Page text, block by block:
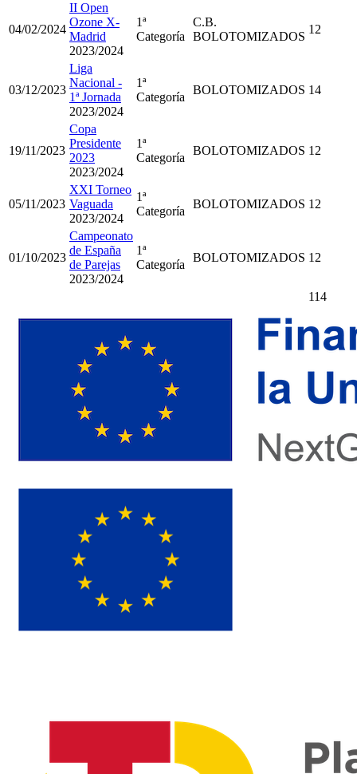
04/02/2024
II Open
Ozone X-
Madrid
2023/2024
1ª
Categoría
C.B.
BOLOTOMIZADOS
12
03/12/2023
Liga
Nacional -
1ª Jornada
2023/2024
1ª
Categoría
BOLOTOMIZADOS 14
19/11/2023
Copa
Presidente
2023
2023/2024
1ª
Categoría
BOLOTOMIZADOS 12
05/11/2023
XXI Torneo
Vaguada
2023/2024
1ª
Categoría
BOLOTOMIZADOS 12
01/10/2023
Campeonato
de España
de Parejas
2023/2024
1ª
Categoría
BOLOTOMIZADOS 12
114